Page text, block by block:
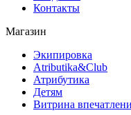
Контакты
Магазин
Экипировка
Atributika&Club
Атрибутика
Детям
Витрина